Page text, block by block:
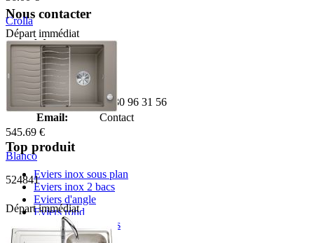
Crolla
7780VR
Départ immédiat
545.69 €
Blanco
524841
Départ immédiat
Nous contacter
Adresse:
Boulevard de l'Odet
Village des artisans
35740 PACE
Téléphone:
02 30 96 31 56
Email:
Contact
Top produit
Eviers inox sous plan
Eviers inox 2 bacs
Eviers d'angle
Eviers rond
Eviers granit 2 bacs